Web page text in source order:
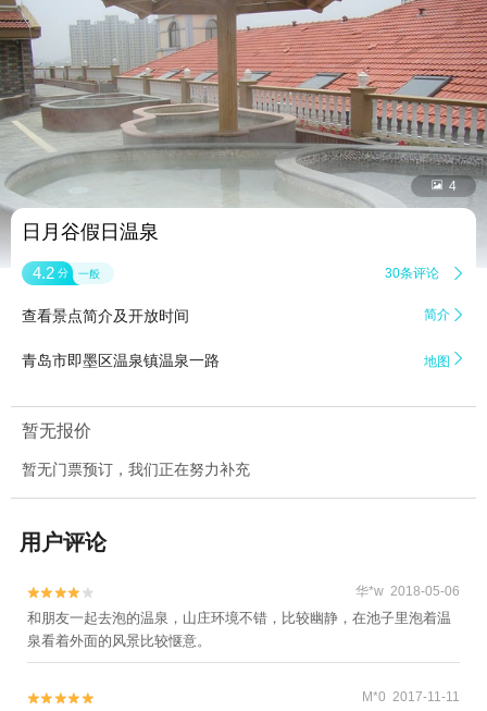
 4
日月谷假日温泉
4.2 分 一般 30条评论 
查看景点简介及开放时间 简介 
青岛市即墨区温泉镇温泉一路 地图 
暂无报价
暂无门票预订，我们正在努力补充
用户评论

 华*w 2018-05-06
和朋友一起去泡的温泉，山庄环境不错，比较幽静，在池子里泡着温
泉看着外面的风景比较惬意。

 M*0 2017-11-11
